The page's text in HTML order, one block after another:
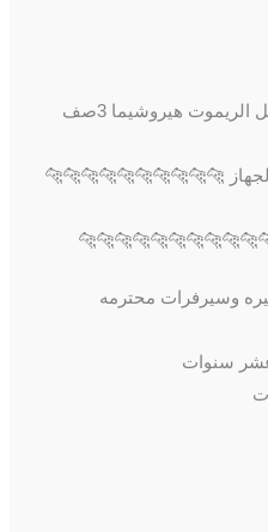
هيروشيما 3صف
🐆🐆🐆🐆🐆🐆🐆🐆🐆🐆